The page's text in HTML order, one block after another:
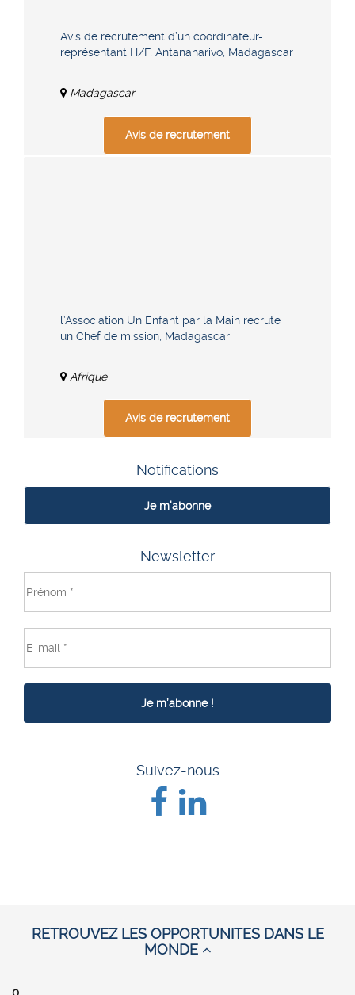
Avis de recrutement d’un coordinateur-
représentant H/F, Antananarivo, Madagascar
Madagascar
Avis de recrutement
l’Association Un Enfant par la Main recrute
un Chef de mission, Madagascar
Afrique
Avis de recrutement
Notifications
Je m'abonne
Newsletter
Suivez-nous
RETROUVEZ LES OPPORTUNITES DANS LE
MONDE